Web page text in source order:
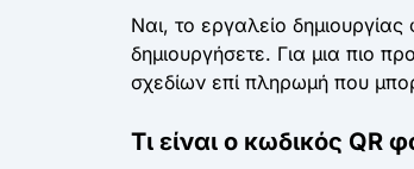
Ναι, το εργαλείο
δημιουργήσετε. Για μια πιο
σχεδίων επί πληρωμή που
Τι είναι ο κωδικός QR